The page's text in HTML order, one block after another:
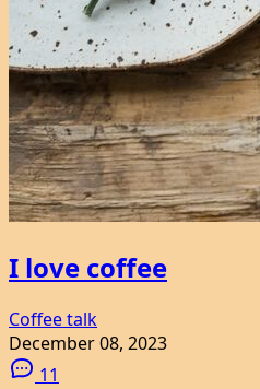
I love coffee
Coffee talk
December 08, 2023
11